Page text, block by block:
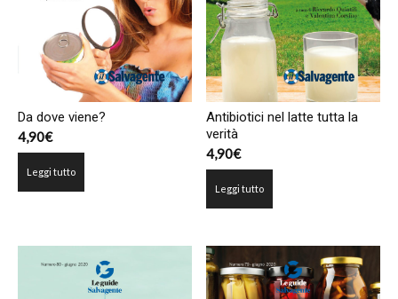
Da dove viene?
4,90€
Leggi tutto
Antibiotici nel latte tutta la
verità
4,90€
Leggi tutto